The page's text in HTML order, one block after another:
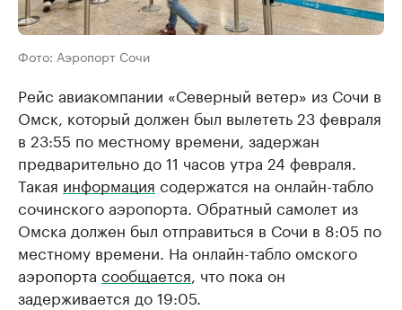
Фото: Аэропорт Сочи
Рейс авиакомпании «Северный ветер» из Сочи в
Омск, который должен был вылететь 23 февраля
в 23:55 по местному времени, задержан
предварительно до 11 часов утра 24 февраля.
Такая информация содержатся на онлайн-табло
сочинского аэропорта. Обратный самолет из
Омска должен был отправиться в Сочи в 8:05 по
местному времени. На онлайн-табло омского
аэропорта сообщается, что пока он
задерживается до 19:05.